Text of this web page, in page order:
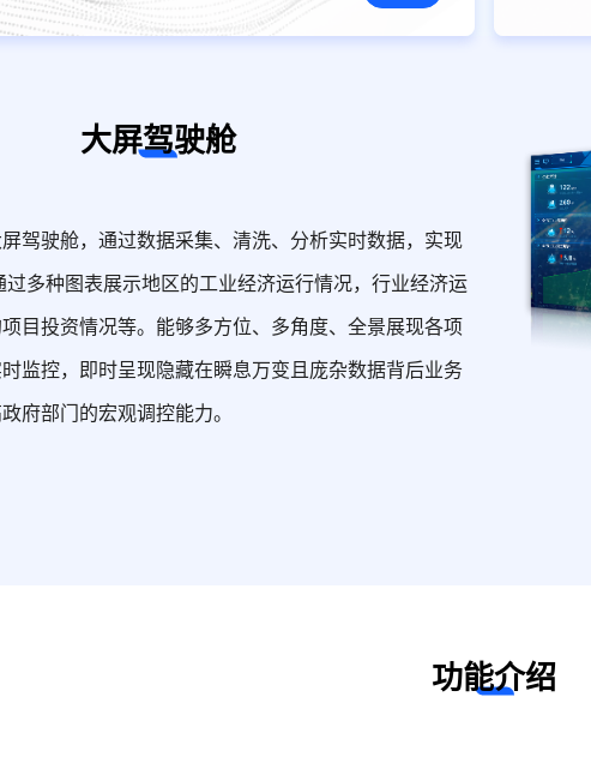
大屏驾驶舱
驾驶舱，通过数据采集、清洗、分析实时数据，实现
多种图表展示地区的工业经济运行情况，行业经济运
目投资情况等。能够多方位、多角度、全景展现各项
监控，即时呈现隐藏在瞬息万变且庞杂数据背后业务
府部门的宏观调控能力。
功能介绍